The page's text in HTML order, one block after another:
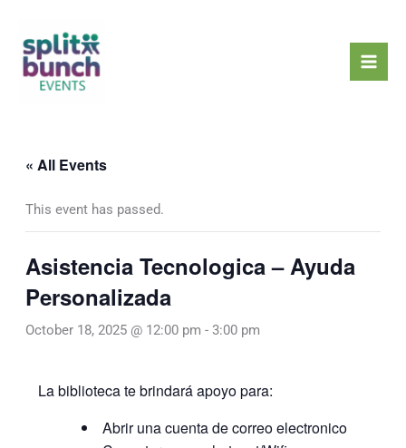
content
« All Events
This event has passed.
Asistencia Tecnologica – Ayuda
Personalizada
October 18, 2025 @ 12:00 pm - 3:00 pm
La biblioteca te brindará apoyo para:
Abrir una cuenta de correo electronico